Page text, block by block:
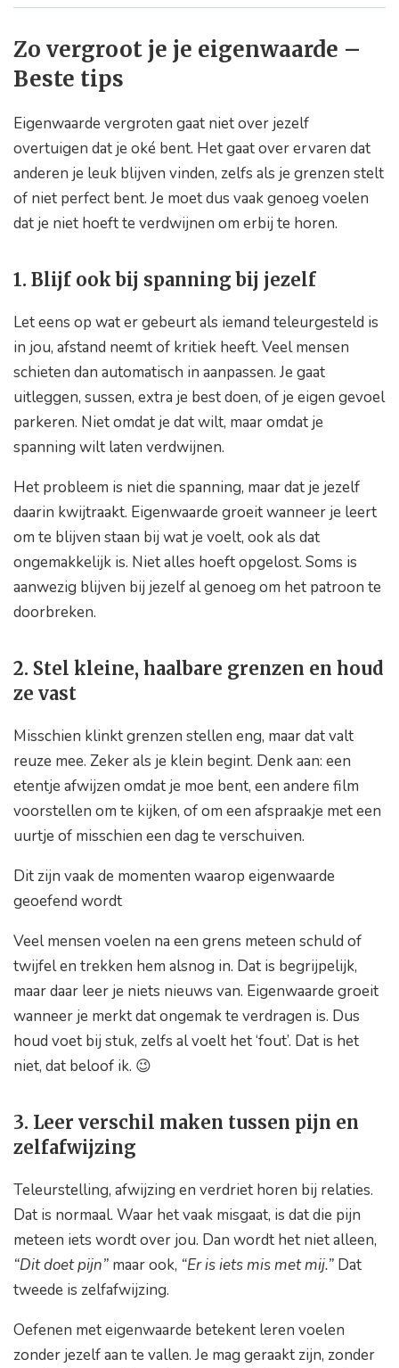
Zo vergroot je je eigenwaarde –
Beste tips
Eigenwaarde vergroten gaat niet over jezelf
overtuigen dat je oké bent. Het gaat over ervaren dat
anderen je leuk blijven vinden, zelfs als je grenzen stelt
of niet perfect bent. Je moet dus vaak genoeg voelen
dat je niet hoeft te verdwijnen om erbij te horen.
1. Blijf ook bij spanning bij jezelf
Let eens op wat er gebeurt als iemand teleurgesteld is
in jou, afstand neemt of kritiek heeft. Veel mensen
schieten dan automatisch in aanpassen. Je gaat
uitleggen, sussen, extra je best doen, of je eigen gevoel
parkeren. Niet omdat je dat wilt, maar omdat je
spanning wilt laten verdwijnen.
Het probleem is niet die spanning, maar dat je jezelf
daarin kwijtraakt. Eigenwaarde groeit wanneer je leert
om te blijven staan bij wat je voelt, ook als dat
ongemakkelijk is. Niet alles hoeft opgelost. Soms is
aanwezig blijven bij jezelf al genoeg om het patroon te
doorbreken.
2. Stel kleine, haalbare grenzen en houd
ze vast
Misschien klinkt grenzen stellen eng, maar dat valt
reuze mee. Zeker als je klein begint. Denk aan: een
etentje afwijzen omdat je moe bent, een andere film
voorstellen om te kijken, of om een afspraakje met een
uurtje of misschien een dag te verschuiven.
Dit zijn vaak de momenten waarop eigenwaarde
geoefend wordt
Veel mensen voelen na een grens meteen schuld of
twijfel en trekken hem alsnog in. Dat is begrijpelijk,
maar daar leer je niets nieuws van. Eigenwaarde groeit
wanneer je merkt dat ongemak te verdragen is. Dus
houd voet bij stuk, zelfs al voelt het ‘fout’. Dat is het
niet, dat beloof ik. 😉
3. Leer verschil maken tussen pijn en
zelfafwijzing
Teleurstelling, afwijzing en verdriet horen bij relaties.
Dat is normaal. Waar het vaak misgaat, is dat die pijn
meteen iets wordt over jou. Dan wordt het niet alleen,
“Dit doet pijn” maar ook, “Er is iets mis met mij.” Dat
tweede is zelfafwijzing.
Oefenen met eigenwaarde betekent leren voelen
zonder jezelf aan te vallen. Je mag geraakt zijn, zonder